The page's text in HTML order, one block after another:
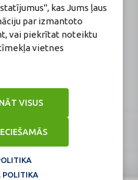
kas Jums ļaus
par izmantoto
vai piekrītat noteiktu
vietnes
VISUS
POLITIKA
Veselības inspekcija
E-pasts: vi@vi.gov.lv